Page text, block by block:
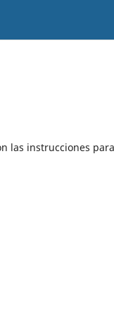
las instrucciones